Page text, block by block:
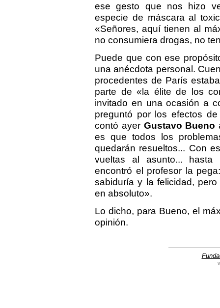
ese gesto que nos hizo
especie de máscara al
«Señores, aquí tienen al
no consumiera drogas, no
Puede que con ese
una anécdota personal.
procedentes de París
parte de «la élite de los
invitado en una ocasión a
preguntó por los efectos
contó ayer Gustavo Bueno
es que todos los
quedarán resueltos... Con
vueltas al asunto...
encontró el profesor la
sabiduría y la felicidad,
en absoluto».
Lo dicho, para Bueno, el
opinión.